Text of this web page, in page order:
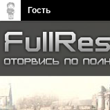
Bethesda Softworks -
новости, дополнения
Гость